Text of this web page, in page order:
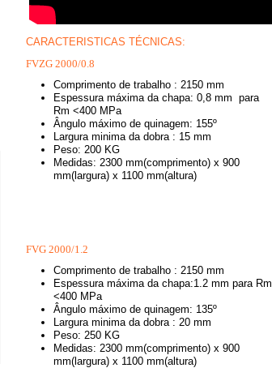
CARACTERISTICAS TÉCNICAS:
FVZG 2000/0.8
Comprimento de trabalho : 2150 mm
Espessura máxima da chapa: 0,8 mm para
Rm <400 MPa
Ângulo máximo de quinagem: 155º
Largura minima da dobra : 15 mm
Peso: 200 KG
Medidas: 2300 mm(comprimento) x 900
mm(largura) x 1100 mm(altura)
FVG 2000/1.2
Comprimento de trabalho : 2150 mm
Espessura máxima da chapa:1.2 mm para Rm
<400 MPa
Ângulo máximo de quinagem: 135º
Largura minima da dobra : 20 mm
Peso: 250 KG
Medidas: 2300 mm(comprimento) x 900
mm(largura) x 1100 mm(altura)